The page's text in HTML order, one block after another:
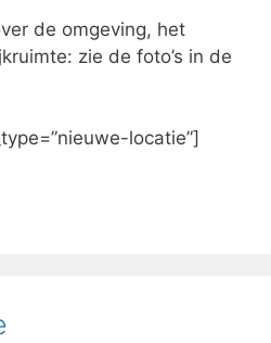
de omgeving, het
zie de foto’s in de
locatie”]